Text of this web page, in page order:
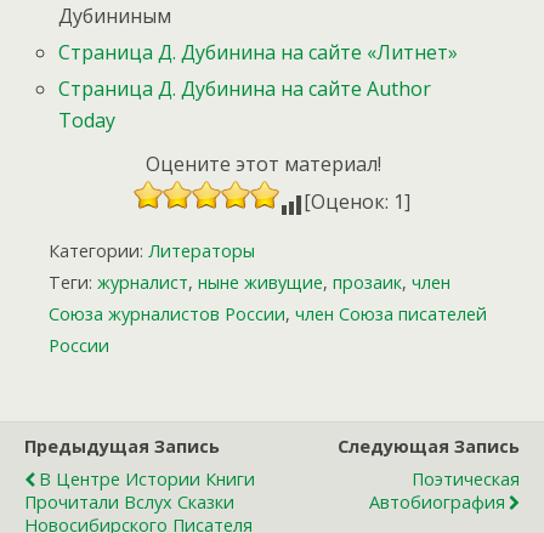
Дубининым
Страница Д. Дубинина на сайте «Литнет»
Страница Д. Дубинина на сайте Author
Today
Оцените этот материал!
[Оценок: 1]
Категории: Литераторы
Теги: журналист, ныне живущие, прозаик, член
Союза журналистов России, член Союза писателей
России
Предыдущая Запись
В Центре Истории Книги
Прочитали Вслух Сказки
Новосибирского Писателя
Следующая Запись
Поэтическая
Автобиография